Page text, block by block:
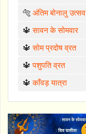
🐅 अंतिम बोनालु उत्सव
🔱सावन के सोमवार
🔱सोम प्रदोष व्रत
🔱पशुपति व्रत
🔱काँवड़ यात्रा